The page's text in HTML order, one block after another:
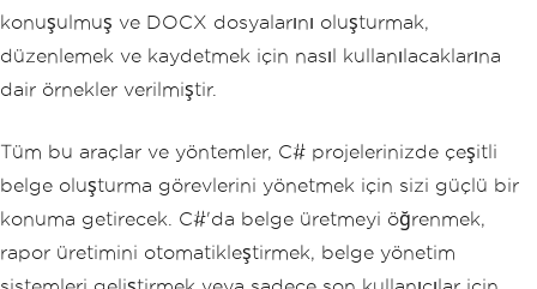
konuşulmuş ve DOCX dosyalarını oluşturmak,
düzenlemek ve kaydetmek için nasıl kullanılacaklarına
dair örnekler verilmiştir.
Tüm bu araçlar ve yöntemler, C# projelerinizde çeşitli
belge oluşturma görevlerini yönetmek için sizi güçlü bir
konuma getirecek. C#'da belge üretmeyi öğrenmek,
rapor üretimini otomatikleştirmek, belge yönetim